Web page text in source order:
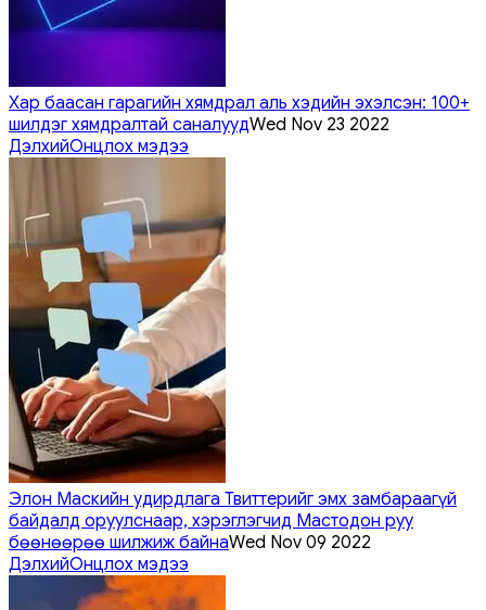
Хар баасан гарагийн хямдрал аль хэдийн эхэлсэн: 100+
шилдэг хямдралтай саналуудWed Nov 23 2022
ДэлхийОнцлох мэдээ
Элон Маскийн удирдлага Твиттерийг эмх замбараагүй
байдалд оруулснаар, хэрэглэгчид Мастодон руу
бөөнөөрөө шилжиж байнаWed Nov 09 2022
ДэлхийОнцлох мэдээ